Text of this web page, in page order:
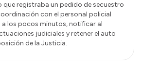
que registraba un pedido de secuestro
con el personal policial
los pocos minutos, notificar al
judiciales y retener el auto
de la Justicia.